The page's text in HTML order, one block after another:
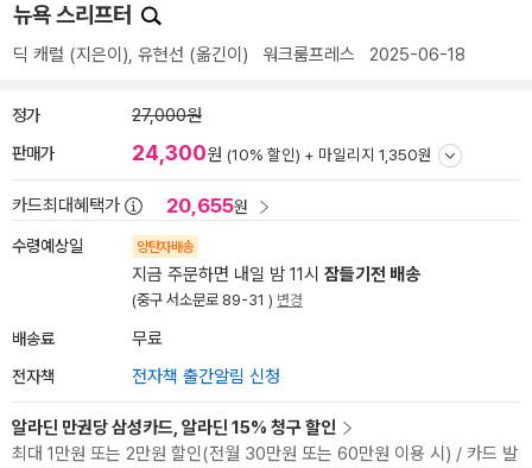
뉴욕 스리프터
딕 캐럴 (지은이), 유현선 (옮긴이) 워크룸프레스 2025-06-18
정가 27,000원
판매가 24,300원 (10% 할인) + 마일리지 1,350원
카드최대혜택가 20,655원
수령예상일 양탄자배송
지금 주문하면 내일 밤 11시 잠들기전 배송
(중구 서소문로 89-31 ) 변경
배송료 무료
전자책 전자책 출간알림 신청
알라딘 만권당 삼성카드, 알라딘 15% 청구 할인
최대 1만원 또는 2만원 할인(전월 30만원 또는 60만원 이용 시) / 카드 발